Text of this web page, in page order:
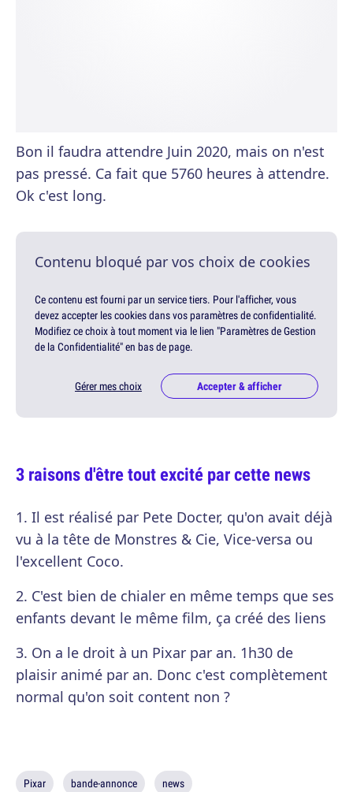
Bon il faudra attendre Juin 2020, mais on n'est
pas pressé. Ca fait que 5760 heures à attendre.
Ok c'est long.
Contenu bloqué par vos choix de cookies
Ce contenu est fourni par un service tiers. Pour l'afficher, vous
devez accepter les cookies dans vos paramètres de confidentialité.
Modifiez ce choix à tout moment via le lien "Paramètres de Gestion
de la Confidentialité" en bas de page.
Gérer mes choix Accepter & afficher
3 raisons d'être tout excité par cette news
1. Il est réalisé par Pete Docter, qu'on avait déjà
vu à la tête de Monstres & Cie, Vice-versa ou
l'excellent Coco.
2. C'est bien de chialer en même temps que ses
enfants devant le même film, ça créé des liens
3. On a le droit à un Pixar par an. 1h30 de
plaisir animé par an. Donc c'est complètement
normal qu'on soit content non ?
Pixar bande-annonce news